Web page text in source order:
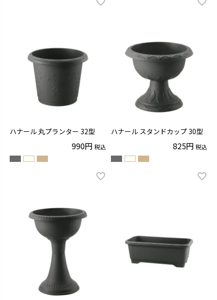
ハナール 丸プランター 32型
990 税込
ハナール スタンドカップ 30型
825 税込